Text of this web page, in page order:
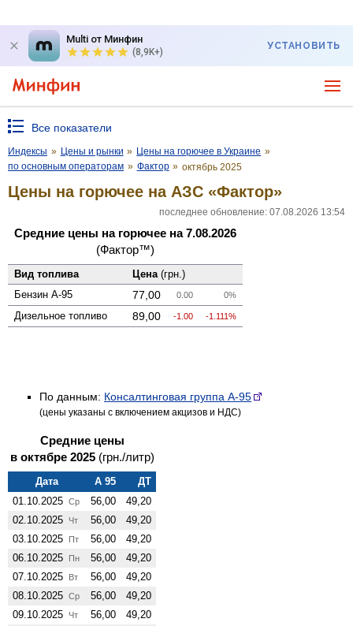
Multi от Минфин
(8,9K+)
УСТАНОВИТЬ
Все показатели
Индексы » Цены и рынки » Цены на горючее в Украине »
по основным операторам » Фактор » октябрь 2025
Цены на горючее на АЗС «Фактор»
последнее обновление: 07.08.2026 13:54
Средние цены на горючее на 7.08.2026
(Фактор™)
Вид топлива Цена (грн.)
Бензин А-95
77,00 0.00 0%
Дизельное топливо 89,00 -1.00 -1.111%
По данным: Консалтинговая группа А-95
(цены указаны с включением акцизов и НДС)
Средние цены
в октябре 2025 (грн./литр)
Дата А 95
ДТ
01.10.2025 Ср 56,00
49,20
02.10.2025
Чт 56,00
49,20
03.10.2025
Пт 56,00
49,20
06.10.2025
Пн 56,00
49,20
07.10.2025
Вт 56,00
49,20
08.10.2025 Ср 56,00
49,20
09.10.2025
Чт 56,00
49,20